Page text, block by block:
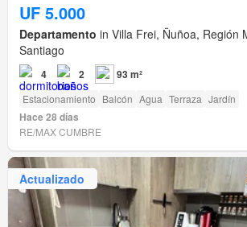
UF 5.000
Departamento in Villa Frei, Ñuñoa, Región
Santiago
4 2 93 m²
Estacionamiento Balcón Agua Terraza Jardín
Hace 28 días
RE/MAX CUMBRE
Actualizado